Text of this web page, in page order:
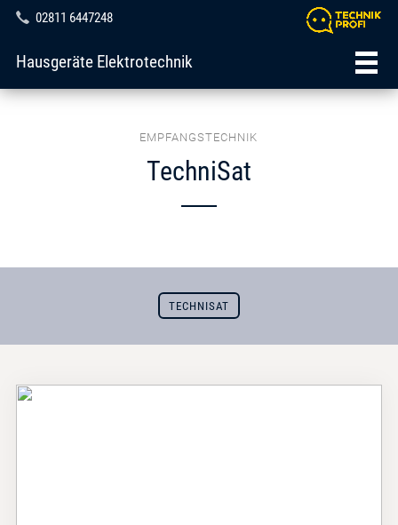
02811 6447248
Hausgeräte Elektrotechnik
EMPFANGSTECHNIK
TechniSat
TECHNISAT